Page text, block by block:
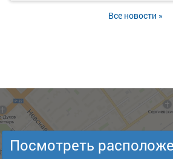
Все новости »
Посмотреть